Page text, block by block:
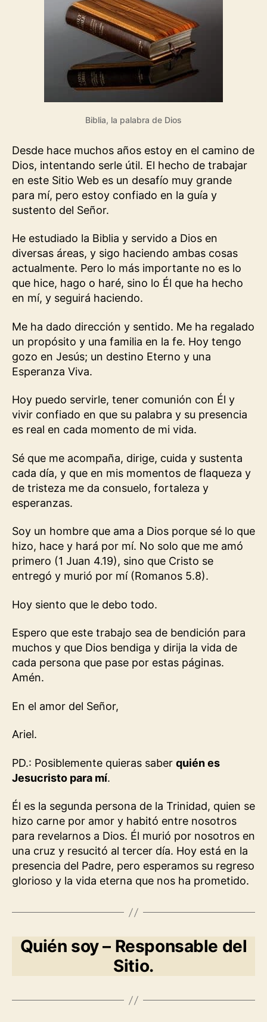
Biblia, la palabra de Dios
Desde hace muchos años estoy en el camino de
Dios, intentando serle útil. El hecho de trabajar
en este Sitio Web es un desafío muy grande
para mí, pero estoy confiado en la guía y
sustento del Señor.
He estudiado la Biblia y servido a Dios en
diversas áreas, y sigo haciendo ambas cosas
actualmente. Pero lo más importante no es lo
que hice, hago o haré, sino lo Él que ha hecho
en mí, y seguirá haciendo.
Me ha dado dirección y sentido. Me ha regalado
un propósito y una familia en la fe. Hoy tengo
gozo en Jesús; un destino Eterno y una
Esperanza Viva.
Hoy puedo servirle, tener comunión con Él y
vivir confiado en que su palabra y su presencia
es real en cada momento de mi vida.
Sé que me acompaña, dirige, cuida y sustenta
cada día, y que en mis momentos de flaqueza y
de tristeza me da consuelo, fortaleza y
esperanzas.
Soy un hombre que ama a Dios porque sé lo que
hizo, hace y hará por mí. No solo que me amó
primero (1 Juan 4.19), sino que Cristo se
entregó y murió por mí (Romanos 5.8).
Hoy siento que le debo todo.
Espero que este trabajo sea de bendición para
muchos y que Dios bendiga y dirija la vida de
cada persona que pase por estas páginas.
Amén.
En el amor del Señor,
Ariel.
PD.: Posiblemente quieras saber quién es
Jesucristo para mí.
Él es la segunda persona de la Trinidad, quien se
hizo carne por amor y habitó entre nosotros
para revelarnos a Dios. Él murió por nosotros en
una cruz y resucitó al tercer día. Hoy está en la
presencia del Padre, pero esperamos su regreso
glorioso y la vida eterna que nos ha prometido.
Quién soy – Responsable del
Sitio.